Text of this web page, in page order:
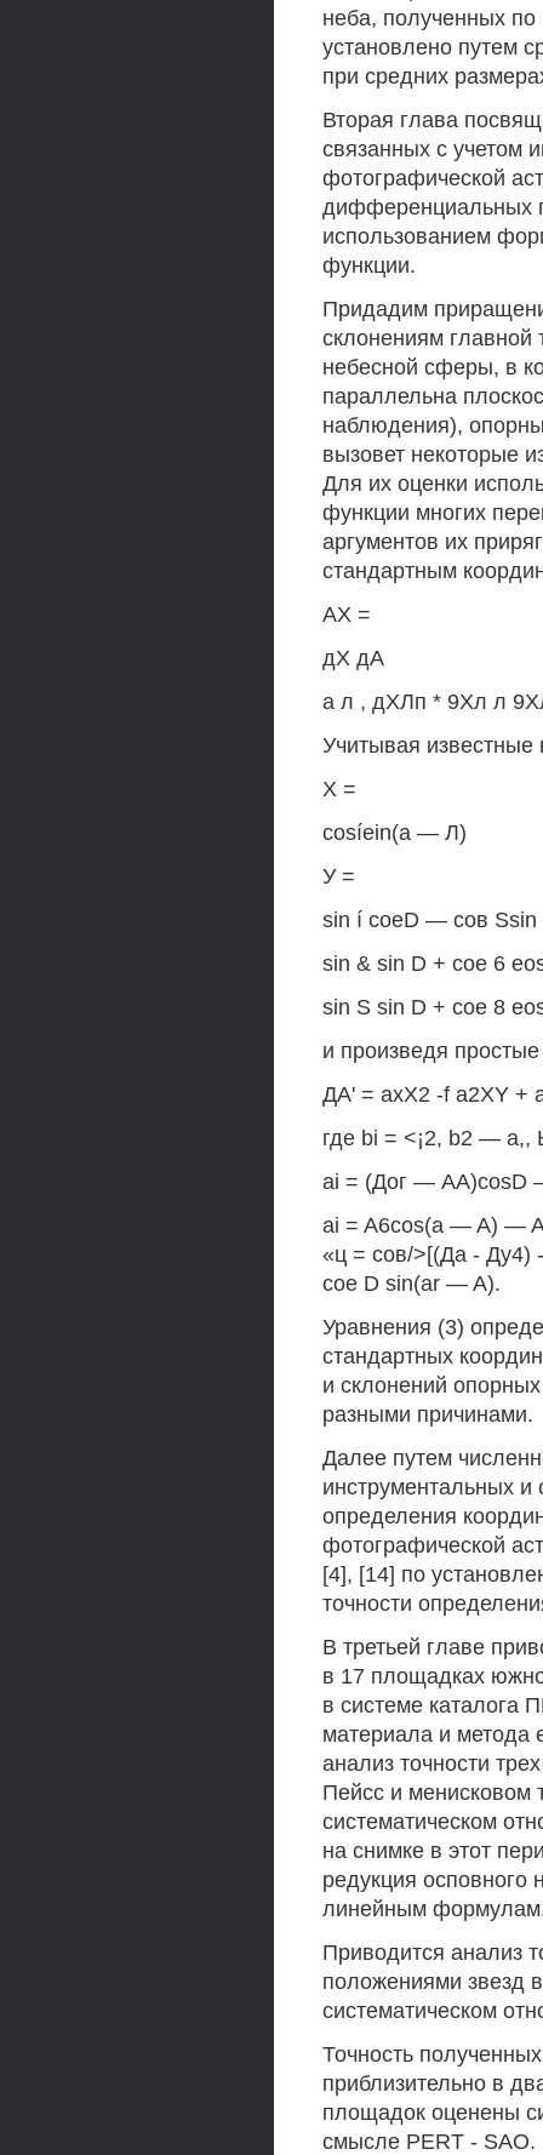
неба, полученных
установлено путем
при средних
Вторая глава
связанных с учетом
фотографической
дифференциальных
использованием
функции.
Придадим
склонениям главной
небесной сферы, в
параллельна
наблюдения),
вызовет некоторые
Для их оценки
функции многих
аргументов их
стандартным
АХ =
дХ дА
а л , дХЛп * 9Хл л
Учитывая
X =
cosíein(a — Л)
У =
sin í соеD — сов
sin & sin D + сое 6
sin S sin D + coe 8
и произведя
ДА' = ахХ2 -f a2XY +
где bi = <¡2, b2 — а,,
ai = (Дог — AA)cosD
ai = A6cos(a — A) —
«ц = сов/>[(Да -
сое D sin(ar — A).
Уравнения (3)
стандартных
и склонений
разными причинами.
Далее путем
инструментальных и
определения
фотографической
[4], [14] по
точности
В третьей главе
в 17 площадках
в системе каталога
материала и метода
анализ точности
Пейсс и менисковом
систематическом
на снимке в этот
редукция осповного
линейным
Приводится анализ
положениями звезд
систематическом
Точность
приблизительно в
площадок оценены
смысле PERT -